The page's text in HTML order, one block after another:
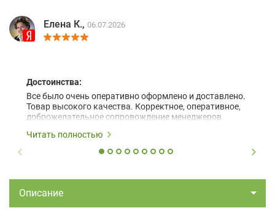
Елена К., 06.07.2026
Достоинства:
Все было очень оперативно оформлено и доставлено.
Товар высокого качества. Корректное, оперативное,
доброжелательное сопровождение менеджеров.
Читать полностью
Описание